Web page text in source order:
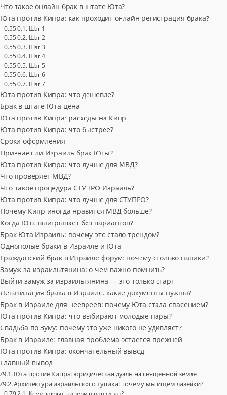
Что такое онлайн брак в штате Юта?
Юта против Кипра: как проходит онлайн регистрация брака?
Шаг 1
Шаг 2
Шаг 3
Шаг 4
Шаг 5
Шаг 6
Шаг 7
Юта против Кипра: что дешевле?
Брак в штате Юта цена
Юта против Кипра: расходы на Кипр
Юта против Кипра: что быстрее?
Сроки оформления
Признает ли Израиль брак Юты?
Юта против Кипра: что лучше для МВД?
Что проверяет МВД?
Что такое процедура СТУПРО Израиль?
Юта против Кипра: что лучше для СТУПРО?
Почему Кипр иногда нравится МВД больше?
Когда Юта выигрывает без вариантов?
Брак Юта Израиль: почему это стало трендом?
Однополые браки в Израиле и Юта
Гражданский брак в Израиле форум: почему столько паники?
Замуж за израильтянина: о чем важно помнить?
Выйти замуж за израильтянина — это только старт
Легализация брака в Израиле: какие документы нужны?
Брак в Израиле для неевреев: почему Юта стала спасением?
Юта против Кипра: что выбирают молодые пары?
Свадьба по Зуму: почему это уже никого не удивляет?
Брак в Израиле: главная проблема остается прежней
Юта против Кипра: окончательный вывод
Главный вывод
Юта против Кипра: юридическая дуэль на священной земле
Архитектура израильского тупика: почему мы ищем лазейки?
Кому закрыты двери в раввинат?